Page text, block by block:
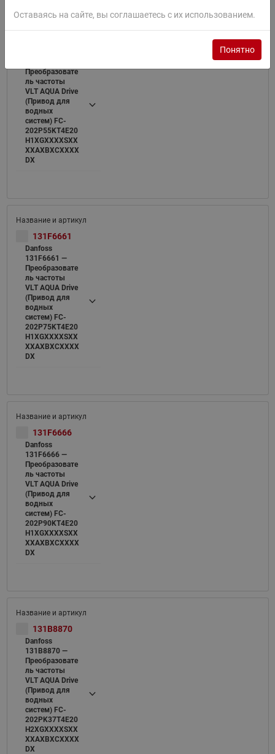
Преобразовате
ль частоты
VLT AQUA Drive
(Привод для
водных
систем) FC-
202P55KT4E20
H1XGXXXXSXX
XXAXBXCXXXX
DX
131F6661
Danfoss
131F6661 —
Преобразовате
ль частоты
VLT AQUA Drive
(Привод для
водных
систем) FC-
202P75KT4E20
H1XGXXXXSXX
XXAXBXCXXXX
DX
131F6666
Danfoss
131F6666 —
Преобразовате
ль частоты
VLT AQUA Drive
(Привод для
водных
систем) FC-
202P90KT4E20
H1XGXXXXSXX
XXAXBXCXXXX
DX
131B8870
Danfoss
131B8870 —
Преобразовате
ль частоты
VLT AQUA Drive
(Привод для
водных
систем) FC-
202PK37T4E20
H2XGXXXXSXX
XXAXBXCXXXX
DX
Оставаясь на сайте, вы соглашаетесь с их использованием.
Понятно